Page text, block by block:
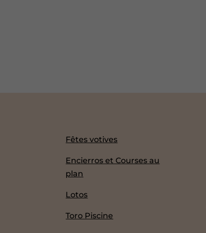
Fêtes votives
Encierros et Courses au
plan
Lotos
Toro Piscine